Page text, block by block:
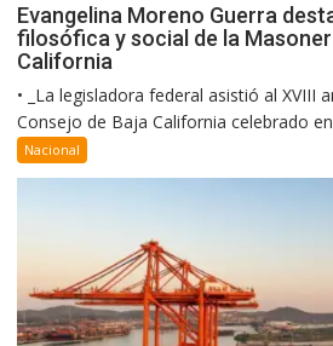
Evangelina Moreno Guerra
filosófica y social de la
California
• _La legisladora federal asistió al XVIII
Consejo de Baja California celebrado
Nacional